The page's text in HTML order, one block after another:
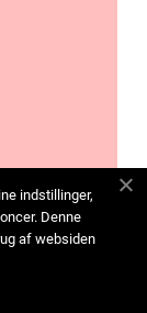
indstillinger,
Denne
af websiden